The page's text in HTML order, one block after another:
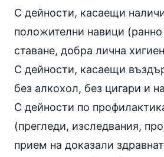
С дейности, касаещи
положителни навици (
ставане, добра лична
С дейности, касаещи
без алкохол, без цигари и
С дейности по
(прегледи, изследвания,
прием на доказали